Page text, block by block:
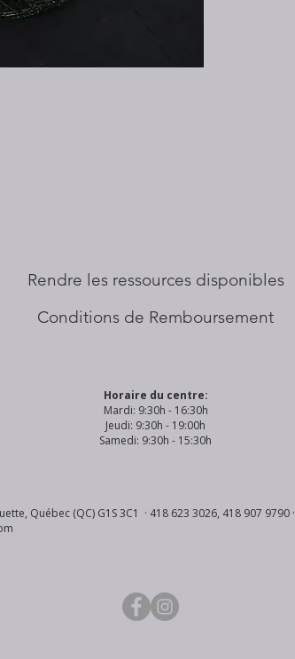
​Rendre les ressources disponibles
Conditions de Remboursement
Horaire du centre:
Mardi: 9:30h - 16:30h
Jeudi: 9:30h - 19:00h
Samedi: 9:30h - 15:30h
Québec (QC) G1S 3C1 · 418 623 3026, 418 907 9790 ·